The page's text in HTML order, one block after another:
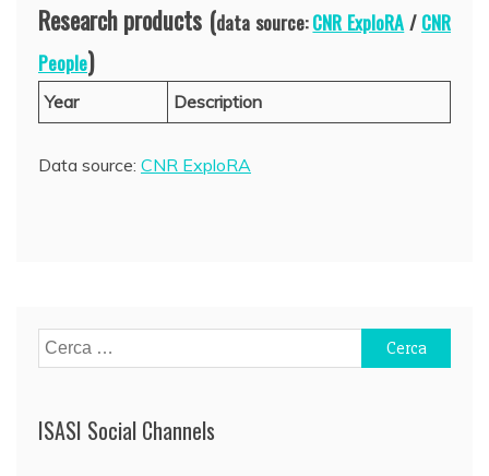
Research products (data source:CNR ExploRA/CNR
People)
Year Description
Data source: CNR ExploRA
Ricerca
per:
ISASI Social Channels